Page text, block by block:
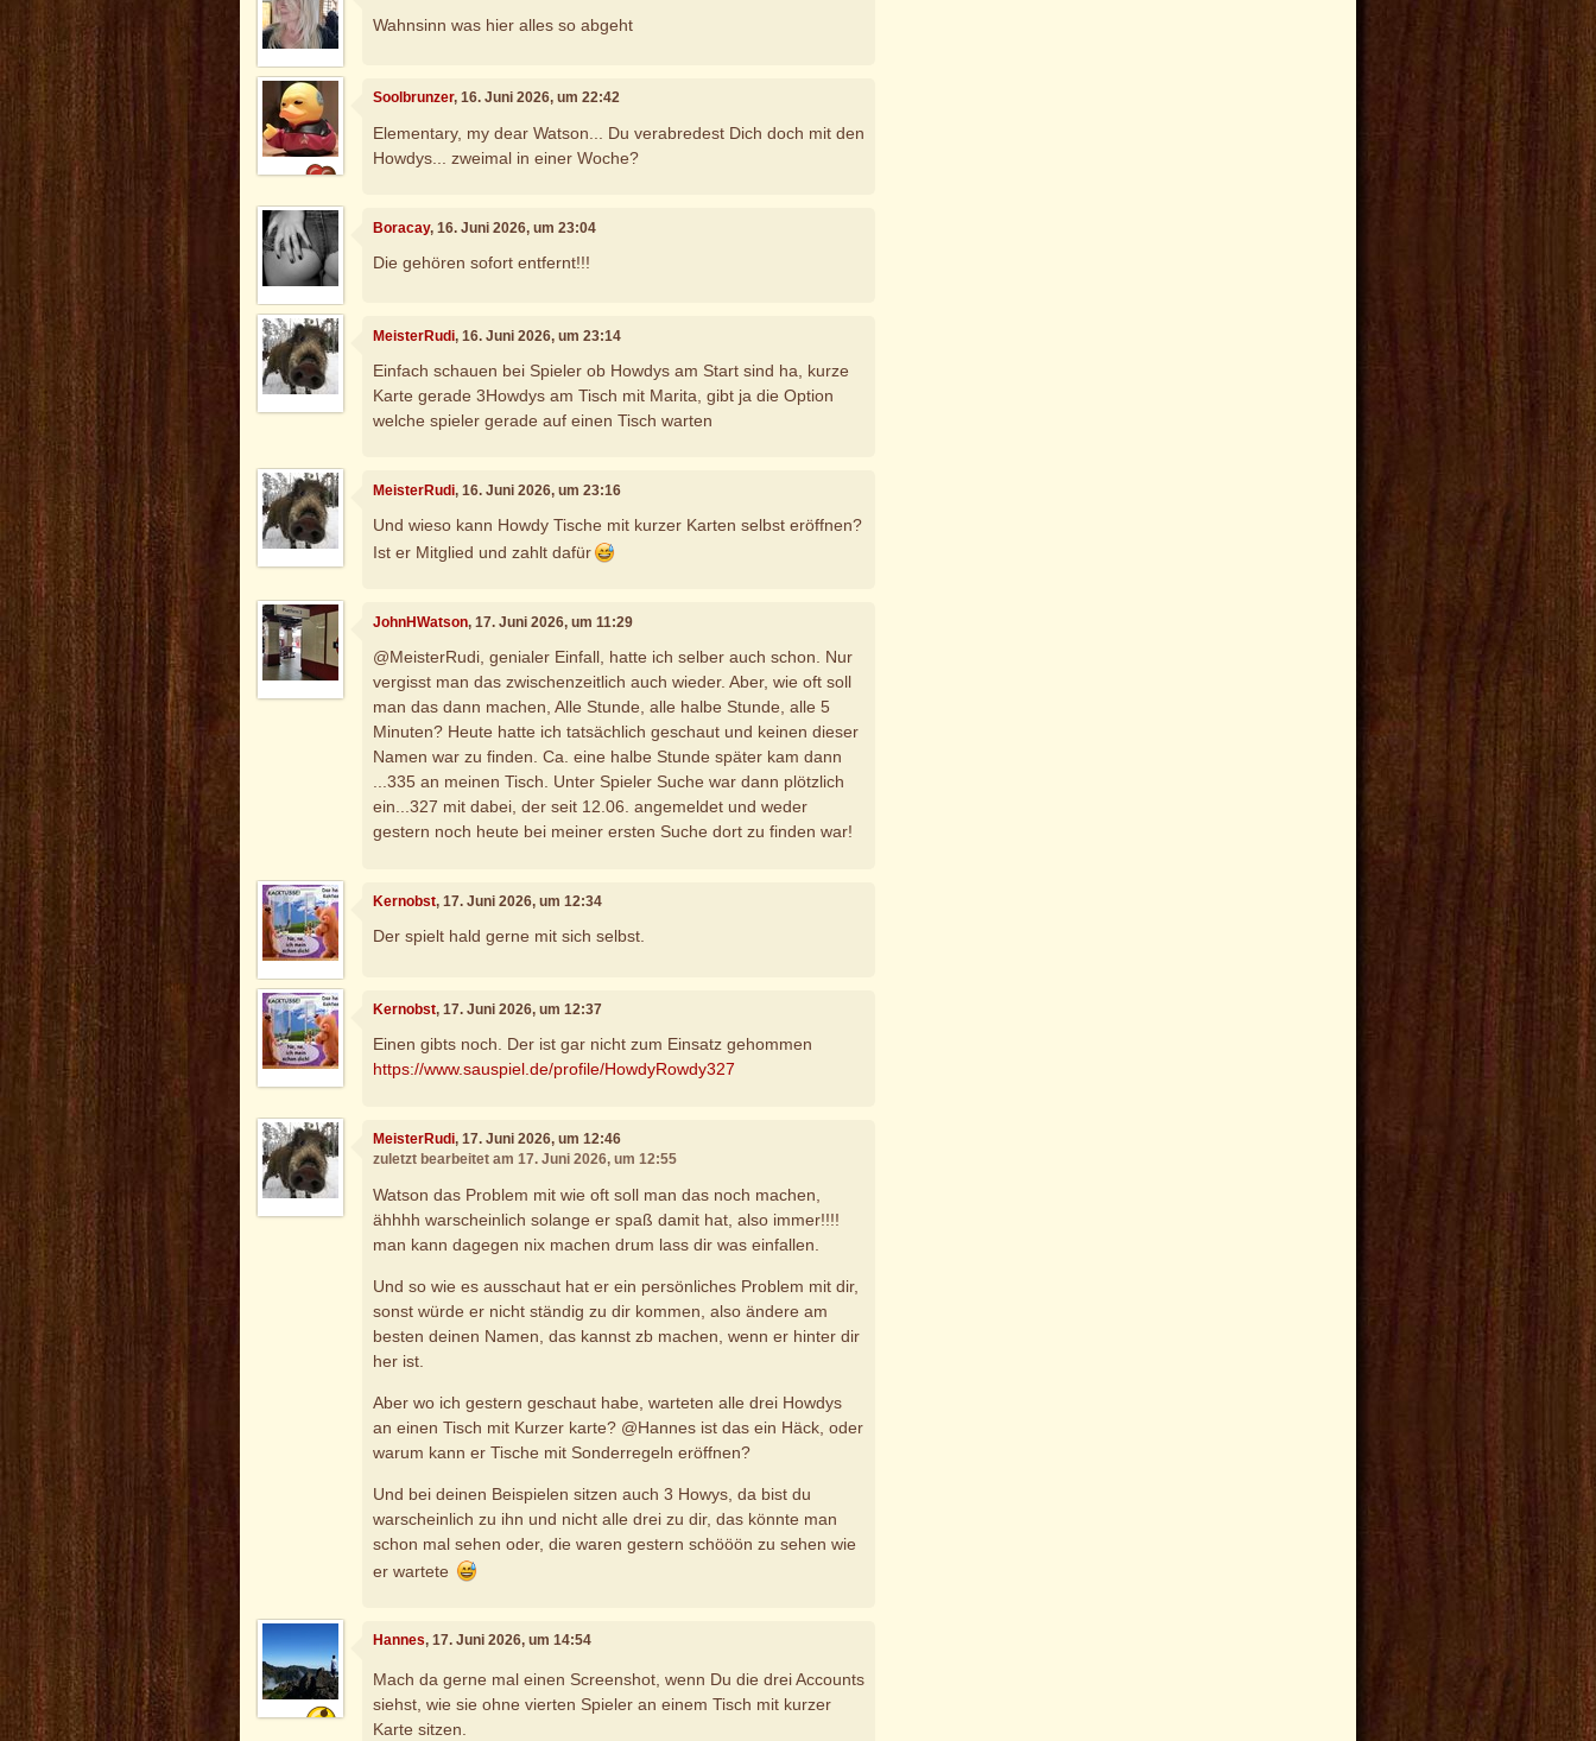
Wahnsinn was hier alles so abgeht
Soolbrunzer, 16. Juni 2026, um 22:42
Elementary, my dear Watson... Du verabredest Dich doch mit den
Howdys... zweimal in einer Woche?
Boracay, 16. Juni 2026, um 23:04
Die gehören sofort entfernt!!!
MeisterRudi, 16. Juni 2026, um 23:14
Einfach schauen bei Spieler ob Howdys am Start sind ha, kurze
Karte gerade 3Howdys am Tisch mit Marita, gibt ja die Option
welche spieler gerade auf einen Tisch warten
MeisterRudi, 16. Juni 2026, um 23:16
Und wieso kann Howdy Tische mit kurzer Karten selbst eröffnen?
Ist er Mitglied und zahlt dafür
JohnHWatson, 17. Juni 2026, um 11:29
@MeisterRudi, genialer Einfall, hatte ich selber auch schon. Nur
vergisst man das zwischenzeitlich auch wieder. Aber, wie oft soll
man das dann machen, Alle Stunde, alle halbe Stunde, alle 5
Minuten? Heute hatte ich tatsächlich geschaut und keinen dieser
Namen war zu finden. Ca. eine halbe Stunde später kam dann
...335 an meinen Tisch. Unter Spieler Suche war dann plötzlich
ein...327 mit dabei, der seit 12.06. angemeldet und weder
gestern noch heute bei meiner ersten Suche dort zu finden war!
Kernobst, 17. Juni 2026, um 12:34
Der spielt hald gerne mit sich selbst.
Kernobst, 17. Juni 2026, um 12:37
Einen gibts noch. Der ist gar nicht zum Einsatz gehommen
https://www.sauspiel.de/profile/HowdyRowdy327
MeisterRudi, 17. Juni 2026, um 12:46
zuletzt bearbeitet am 17. Juni 2026, um 12:55
Watson das Problem mit wie oft soll man das noch machen,
ähhhh warscheinlich solange er spaß damit hat, also immer!!!!
man kann dagegen nix machen drum lass dir was einfallen.
Und so wie es ausschaut hat er ein persönliches Problem mit dir,
sonst würde er nicht ständig zu dir kommen, also ändere am
besten deinen Namen, das kannst zb machen, wenn er hinter dir
her ist.
Aber wo ich gestern geschaut habe, warteten alle drei Howdys
an einen Tisch mit Kurzer karte? @Hannes ist das ein Häck, oder
warum kann er Tische mit Sonderregeln eröffnen?
Und bei deinen Beispielen sitzen auch 3 Howys, da bist du
warscheinlich zu ihn und nicht alle drei zu dir, das könnte man
schon mal sehen oder, die waren gestern schööön zu sehen wie
er wartete
Hannes, 17. Juni 2026, um 14:54
Mach da gerne mal einen Screenshot, wenn Du die drei Accounts
siehst, wie sie ohne vierten Spieler an einem Tisch mit kurzer
Karte sitzen.